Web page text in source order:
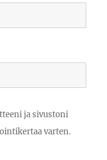
ja sivustoni
varten.